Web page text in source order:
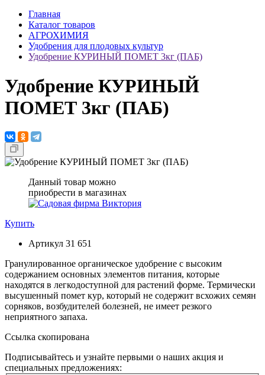
Главная
Каталог товаров
АГРОХИМИЯ
Удобрения для плодовых культур
Удобрение КУРИНЫЙ ПОМЕТ 3кг (ПАБ)
Удобрение КУРИНЫЙ
ПОМЕТ 3кг (ПАБ)
Данный товар можно
приобрести в магазинах
Купить
Артикул 31 651
Гранулированное органическое удобрение с высоким
содержанием основных элементов питания, которые
находятся в легкодоступной для растений форме. Термически
высушенный помет кур, который не содержит всхожих семян
сорняков, возбудителей болезней, не имеет резкого
неприятного запаха.
Ссылка скопирована
Подписывайтесь и узнайте первыми о наших акция и
специальных предложениях: